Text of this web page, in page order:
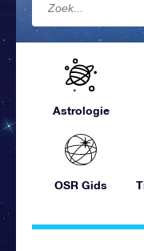
Astrologie
OSR Gids